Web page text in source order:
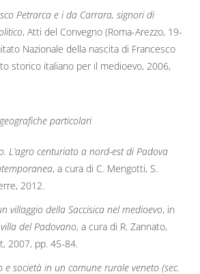
Petrarca e i da Carrara, signori di
, Atti del Convegno (Roma-Arezzo, 19-
Nazionale della nascita di Francesco
storico italiano per il medioevo, 2006,
particolari
L’agro centuriato a nord-est di Padova
, a cura di C. Mengotti, S.
2012.
villaggio della Saccisica nel medioevo, in
del Padovano, a cura di R. Zannato,
2007, pp. 45-84.
e società in un comune rurale veneto (sec.